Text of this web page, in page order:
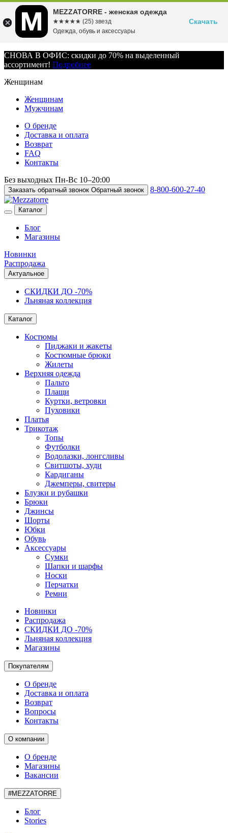
СНОВА В ОФИС: скидки до 70% на выделенный
ассортимент! Подробнее
Женщинам
Женщинам
Мужчинам
О бренде
Доставка и оплата
Возврат
FAQ
Контакты
Без выходных Пн-Вс 10–20:00
Заказать обратный звонок Обратный звонок 8-800-600-27-40
Каталог
Блог
Магазины
Новинки
Распродажа
Актуальное
СКИДКИ ДО -70%
Льняная коллекция
Каталог
Костюмы
Пиджаки и жакеты
Костюмные брюки
Жилеты
Верхняя одежда
Пальто
Плащи
Куртки, ветровки
Пуховики
Платья
Трикотаж
Топы
Футболки
Водолазки, лонгсливы
Свитшоты, худи
Кардиганы
Джемперы, свитеры
Блузки и рубашки
Брюки
Джинсы
Шорты
Юбки
Обувь
Аксессуары
Сумки
Шапки и шарфы
Носки
Перчатки
Ремни
Новинки
Распродажа
СКИДКИ ДО -70%
Льняная коллекция
Магазины
Покупателям
О бренде
Доставка и оплата
Возврат
Вопросы
Контакты
О компании
О бренде
Магазины
Вакансии
#MEZZATORRE
Блог
Stories
MEZZATORRE - женская одежда
☆☆☆☆☆
★★★★★ (25) звезд
Одежда, обувь и аксессуары
Скачать